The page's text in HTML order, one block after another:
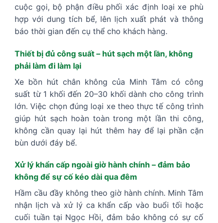
cuộc gọi, bộ phận điều phối xác định loại xe phù
hợp với dung tích bể, lên lịch xuất phát và thông
báo thời gian đến cụ thể cho khách hàng.
Thiết bị đủ công suất – hút sạch một lần, không
phải làm đi làm lại
Xe bồn hút chân không của Minh Tâm có công
suất từ 1 khối đến 20–30 khối dành cho công trình
lớn. Việc chọn đúng loại xe theo thực tế công trình
giúp hút sạch hoàn toàn trong một lần thi công,
không cần quay lại hút thêm hay để lại phần cặn
bùn dưới đáy bể.
Xử lý khẩn cấp ngoài giờ hành chính – đảm bảo
không để sự cố kéo dài qua đêm
Hầm cầu đầy không theo giờ hành chính. Minh Tâm
nhận lịch và xử lý ca khẩn cấp vào buổi tối hoặc
cuối tuần tại Ngọc Hồi, đảm bảo không có sự cố